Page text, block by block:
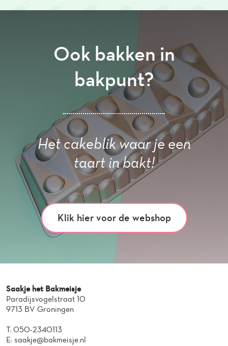
Ook bakken in
bakpunt?
Het cakeblik waar je een
taart in bakt!
Klik hier voor de webshop
Saakje het Bakmeisje
Paradijsvogelstraat 10
9713 BV Groningen
T: 050-2340113
E: saakje@bakmeisje.nl